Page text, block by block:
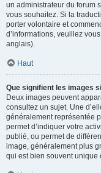
un administrateur du forum
vous souhaitez. Si la
porter volontaire et
d’informations, veuillez
anglais).
Haut
Que signifient les images
Deux images peuvent
consultez un sujet. Une
généralement représentée
permet d’indiquer votre
publié, ou permet de
image, généralement plus
qui est bien souvent unique